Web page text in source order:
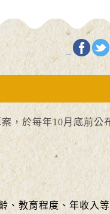
於每年10月底前公
、教育程度、年收入